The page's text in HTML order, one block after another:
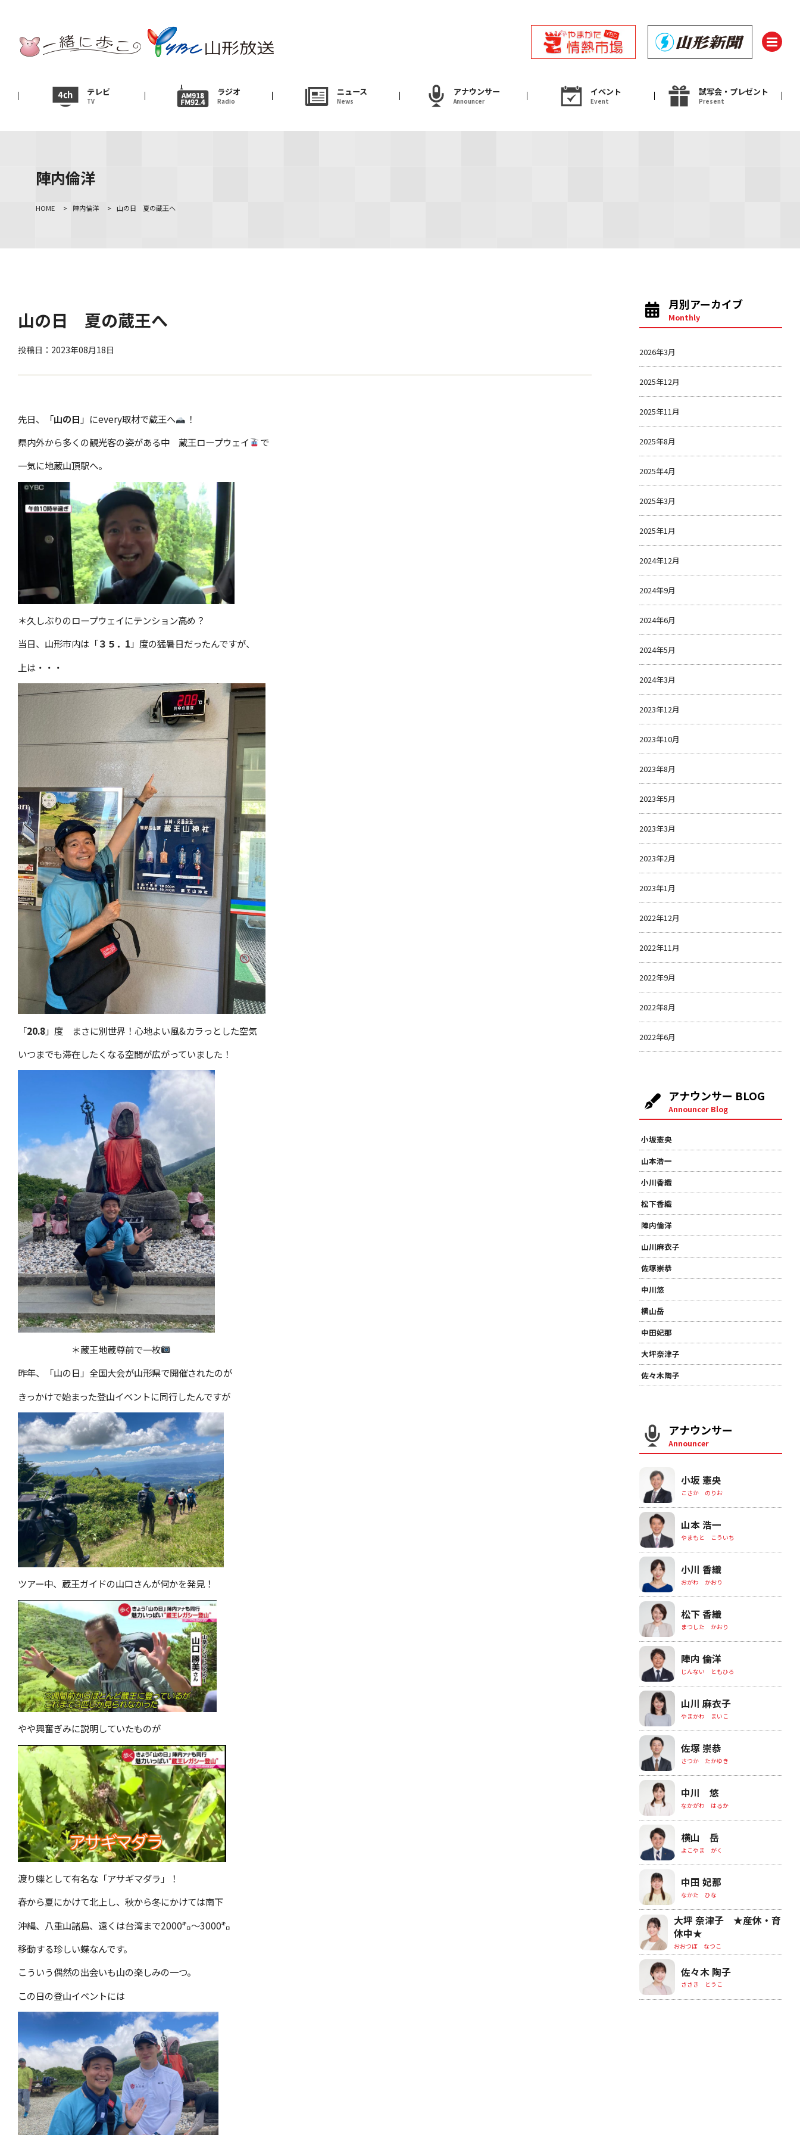
テレビ
TV
ラジオ
Radio
ニュース
News
アナウンサー
Announcer
イベント
Event
試写会・プレゼント
Present
テレビ
ニュース
News
アナウンサー
Announcer
イベント 試写会・プレゼント
ＹＢＣオンデマンド
陣内倫洋
HOME > 陣内倫洋 > 山の日 夏の蔵王へ
山の日 夏の蔵王へ
投稿日：2023年08月18日
先日、「山の日 」にevery取材で蔵王へ
！
県内外から多くの観光客の姿がある中 蔵王ロープウェイ
で
一気に地蔵山頂駅へ。
＊久しぶりのロープウェイにテンション高め？
当日、山形市内は「３５．1 」度の猛暑日だったんですが、
上は・・・
「20.8」度 まさに別世界！心地よい風&カラっとした空気
いつまでも滞在したくなる空間が広がっていました！
＊蔵王地蔵尊前で一枚
昨年、「山の日」全国大会が山形県で開催されたのが
きっかけで始まった登山イベントに同行したんですが
ツアー中、蔵王ガイドの山口さんが何かを発見！
やや興奮ぎみに説明していたものが
渡り蝶として有名な「アサギマダラ」！
春から夏にかけて北上し、秋から冬にかけては南下
沖縄、八重山諸島、遠くは台湾まで2000㌔～3000㌔
移動する珍しい蝶なんです。
こういう偶然の出会いも山の楽しみの一つ。
この日の登山イベントには
月別アーカイブ
Monthly
2026年3月
2025年12月
2025年11月
2025年8月
2025年4月
2025年3月
2025年1月
2024年12月
2024年9月
2024年6月
2024年5月
2024年3月
2023年12月
2023年10月
2023年8月
2023年5月
2023年3月
2023年2月
2023年1月
2022年12月
2022年11月
2022年9月
2022年8月
2022年6月
アナウンサー BLOG
Announcer Blog
小坂憲央
山本浩一
小川香織
松下香織
陣内倫洋
山川麻衣子
佐塚崇恭
中川悠
横山岳
中田妃那
大坪奈津子
佐々木陶子
アナウンサー
Announcer
小坂 憲央
こさか のりお
山本 浩一
やまもと こういち
小川 香織
おがわ かおり
松下 香織
まつした かおり
陣内 倫洋
じんない ともひろ
山川 麻衣子
やまかわ まいこ
佐塚 崇恭
さつか たかゆき
中川 悠
なかがわ はるか
横山 岳
よこやま がく
中田 妃那
なかた ひな
大坪 奈津子 ★産休・育
休中★
おおつぼ なつこ
佐々木 陶子
ささき とうこ